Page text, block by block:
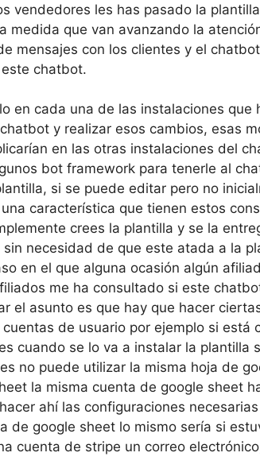
vendedores les has pasado la
medida que van avanzando la
mensajes con los clientes y el
chatbot.
en cada una de las instalaciones
y realizar esos cambios, esas
en las otras instalaciones del
bot framework para tenerle al
si se puede editar pero no
característica que tienen estos
crees la plantilla y se la
necesidad de que este atada a la
en el que alguna ocasión algún
me ha consultado si este
el asunto es que hay que hacer
de usuario por ejemplo si está
cuando se lo va a instalar la plantilla
no puede utilizar la misma hoja de
la misma cuenta de google sheet
ahí las configuraciones
de google sheet lo mismo sería si
cuenta de stripe un correo